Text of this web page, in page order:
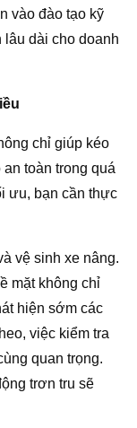
vào đào tạo kỹ
dài cho doanh
chỉ giúp kéo
toàn trong quá
ưu, bạn cần thực
vệ sinh xe nâng.
mặt không chỉ
hiện sớm các
việc kiểm tra
quan trọng.
trơn tru sẽ